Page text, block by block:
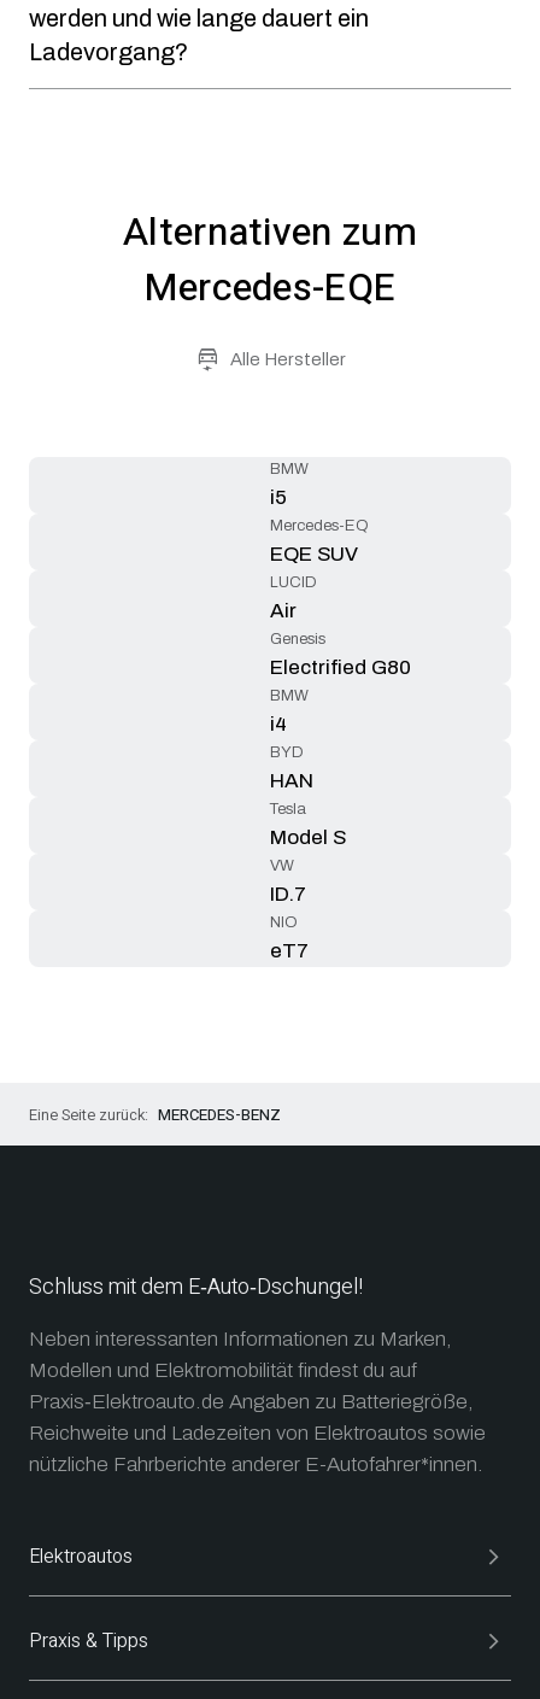
werden und wie lange dauert ein
Ladevorgang?
Alternativen zum
Mercedes-EQE
Alle Hersteller
BMW
i5
Mercedes-EQ
EQE SUV
LUCID
Air
Genesis
Electrified G80
BMW
i4
BYD
HAN
Tesla
Model S
VW
ID.7
NIO
eT7
MERCEDES-BENZ
Schluss mit dem E‑Auto‑Dschungel!
Neben interessanten Informationen zu Marken,
Modellen und Elektromobilität findest du auf
Praxis‑Elektroauto.de Angaben zu Batteriegröße,
Reichweite und Ladezeiten von Elektroautos sowie
nützliche Fahrberichte anderer E-Autofahrer*innen.
Elektroautos
Praxis & Tipps